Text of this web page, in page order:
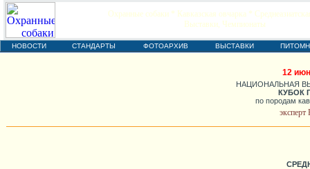
Охранные собаки * Кавказская овчарка *
Выставки, Чемпионаты
НОВОСТИ СТАНДАРТЫ ФОТОАРХИВ ВЫСТАВКИ
12
НАЦИОНАЛЬНАЯ
КУБОК
по породам